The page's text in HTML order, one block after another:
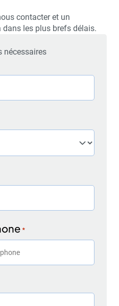
contacter et un
les plus brefs délais.
nécessaires
*